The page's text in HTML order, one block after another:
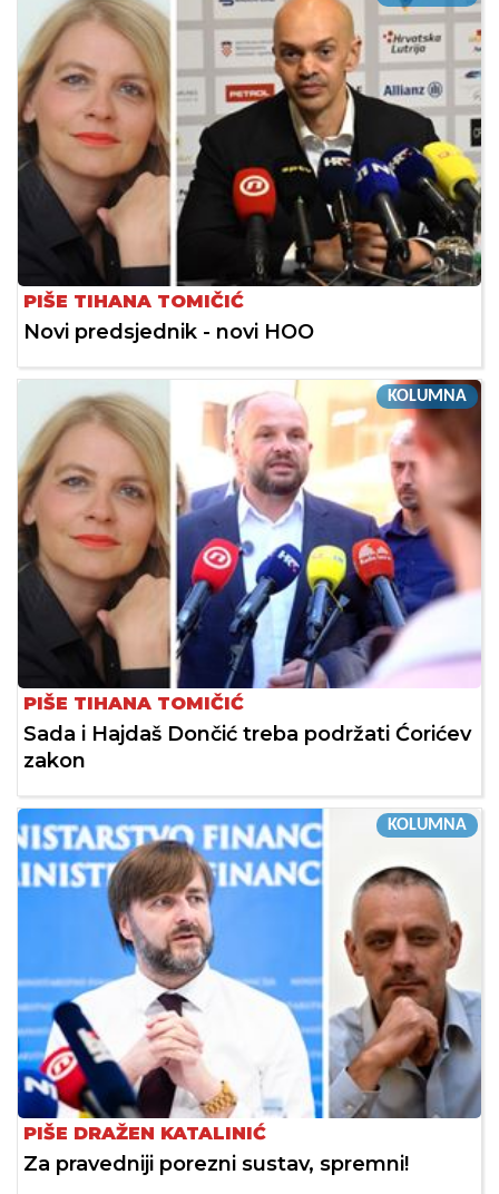
PIŠE TIHANA TOMIČIĆ
Novi predsjednik - novi HOO
KOLUMNA
PIŠE TIHANA TOMIČIĆ
Sada i Hajdaš Dončić treba podržati Ćorićev
zakon
KOLUMNA
PIŠE DRAŽEN KATALINIĆ
Za pravedniji porezni sustav, spremni!